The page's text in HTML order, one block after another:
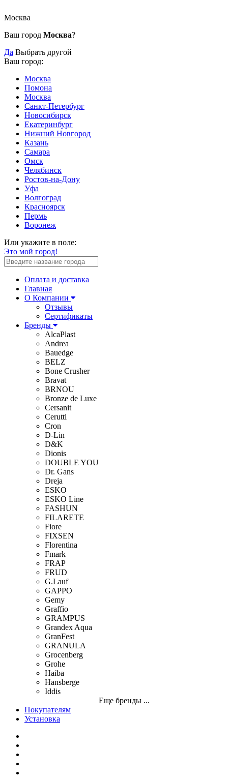
Москва
Ваш город Москва?
Да Выбрать другой
Ваш город:
Москва
Помона
Москва
Санкт-Петербург
Новосибирск
Екатеринбург
Нижний Новгород
Казань
Самара
Омск
Челябинск
Ростов-на-Дону
Уфа
Волгоград
Красноярск
Пермь
Воронеж
Или укажите в поле:
Это мой город!
Оплата и доставка
Главная
О Компании
Отзывы
Сертификаты
Бренды
AlcaPlast
Andrea
Bauedge
BELZ
Bone Crusher
Bravat
BRNOU
Bronze de Luxe
Cersanit
Cerutti
Cron
D-Lin
D&K
Dionis
DOUBLE YOU
Dr. Gans
Dreja
ESKO
ESKO Line
FASHUN
FILARETE
Fiore
FIXSEN
Florentina
Fmark
FRAP
FRUD
G.Lauf
GAPPO
Gemy
Graffio
GRAMPUS
Grandex Aqua
GranFest
GRANULA
Grocenberg
Grohe
Haiba
Hansberge
Iddis
Еще бренды ...
Покупателям
Установка